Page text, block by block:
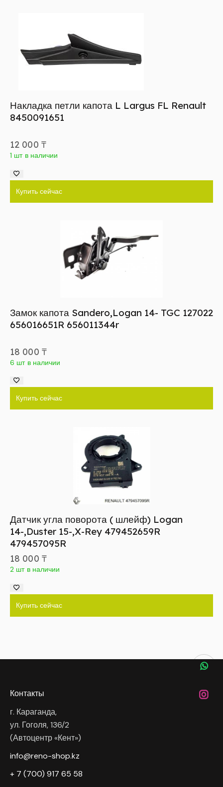
Накладка петли капота L Largus FL Renault
8450091651
12 000 ₸
1 шт в наличии
Купить сейчас
Замок капота Sandero,Logan 14- TGC 127022
656016651R 656011344r
18 000 ₸
6 шт в наличии
Купить сейчас
Датчик угла поворота ( шлейф) Logan
14-,Duster 15-,X-Rey 479452659R
479457095R
18 000 ₸
2 шт в наличии
Купить сейчас
Контакты
г. Караганда,
ул. Гоголя, 136/2
(Автоцентр «Кент»)
info@reno-shop.kz
+ 7 (700) 917 65 58